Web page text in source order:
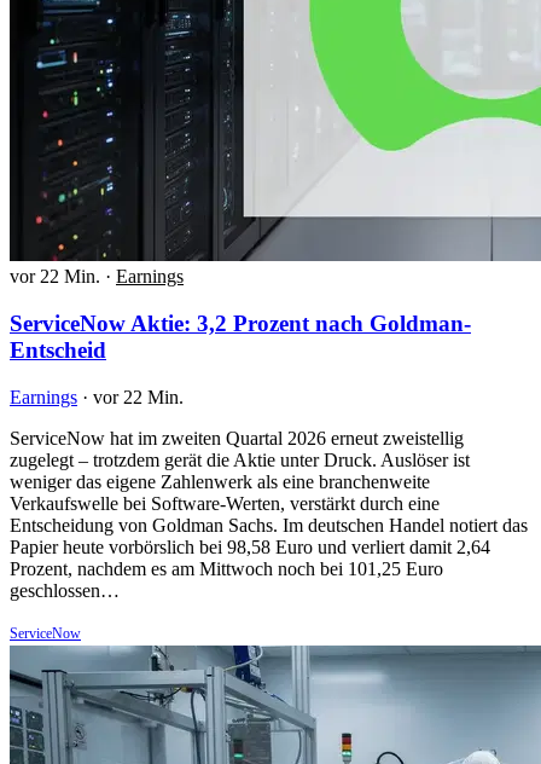
vor 22 Min. · Earnings
ServiceNow Aktie: 3,2 Prozent nach Goldman-
Entscheid
Earnings · vor 22 Min.
ServiceNow hat im zweiten Quartal 2026 erneut zweistellig
zugelegt – trotzdem gerät die Aktie unter Druck. Auslöser ist
weniger das eigene Zahlenwerk als eine branchenweite
Verkaufswelle bei Software-Werten, verstärkt durch eine
Entscheidung von Goldman Sachs. Im deutschen Handel notiert das
Papier heute vorbörslich bei 98,58 Euro und verliert damit 2,64
Prozent, nachdem es am Mittwoch noch bei 101,25 Euro
geschlossen…
ServiceNow